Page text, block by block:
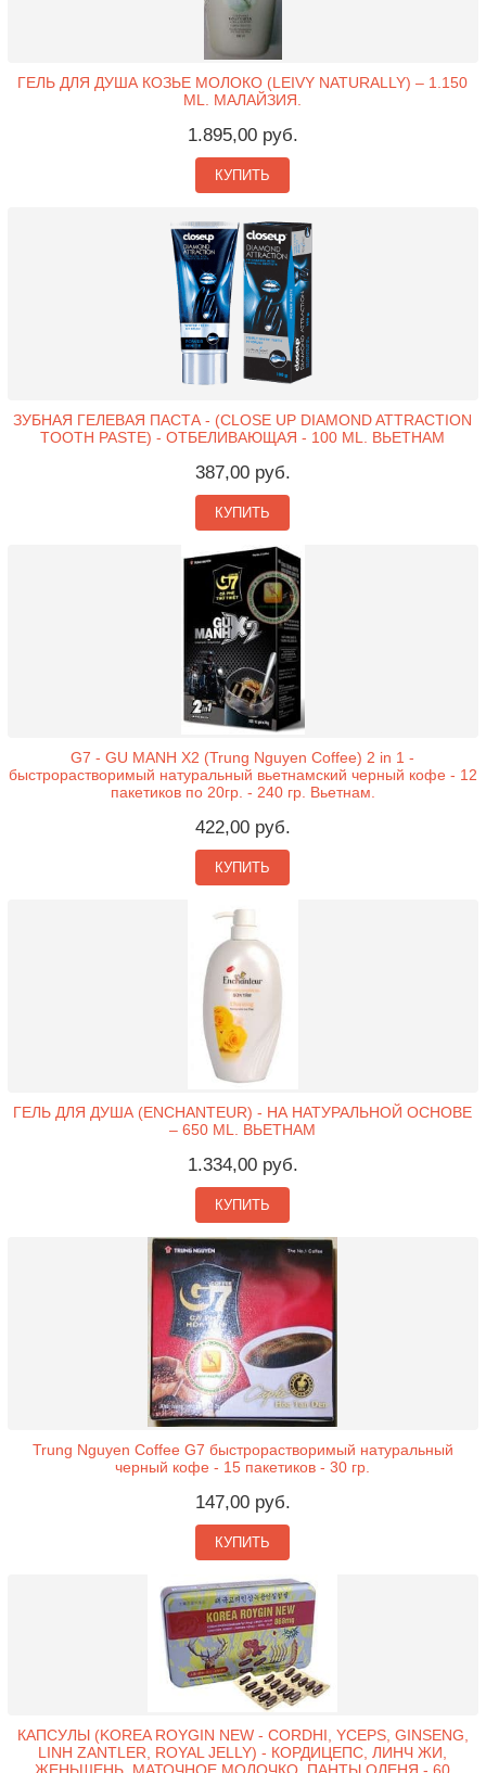
ГЕЛЬ ДЛЯ ДУША КОЗЬЕ МОЛОКО (LEIVY NATURALLY) – 1.150
ML. МАЛАЙЗИЯ.
1.895,00 руб.
КУПИТЬ
ЗУБНАЯ ГЕЛЕВАЯ ПАСТА - (CLOSE UP DIAMOND ATTRACTION
TOOTH PASTE) - ОТБЕЛИВАЮЩАЯ - 100 ML. ВЬЕТНАМ
387,00 руб.
КУПИТЬ
G7 - GU MANH X2 (Trung Nguyen Coffee) 2 in 1 -
быстрорастворимый натуральный вьетнамский черный кофе - 12
пакетиков по 20гр. - 240 гр. Вьетнам.
422,00 руб.
КУПИТЬ
ГЕЛЬ ДЛЯ ДУША (ENCHANTEUR) - НА НАТУРАЛЬНОЙ ОСНОВЕ
– 650 ML. ВЬЕТНАМ
1.334,00 руб.
КУПИТЬ
Trung Nguyen Coffee G7 быстрорастворимый натуральный
черный кофе - 15 пакетиков - 30 гр.
147,00 руб.
КУПИТЬ
КАПСУЛЫ (KOREA ROYGIN NEW - CORDHI, YCEPS, GINSENG,
LINH ZANTLER, ROYAL JELLY) - КОРДИЦЕПС, ЛИНЧ ЖИ,